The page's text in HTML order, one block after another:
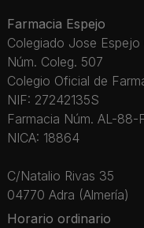
Farmacia Espejo
Colegiado Jose Espejo
Núm. Coleg. 507
Colegio Oficial de
NIF: 27242135S
Farmacia Núm. AL-88-
NICA: 18864
C/Natalio Rivas 35
04770 Adra (Almería)
Horario ordinario